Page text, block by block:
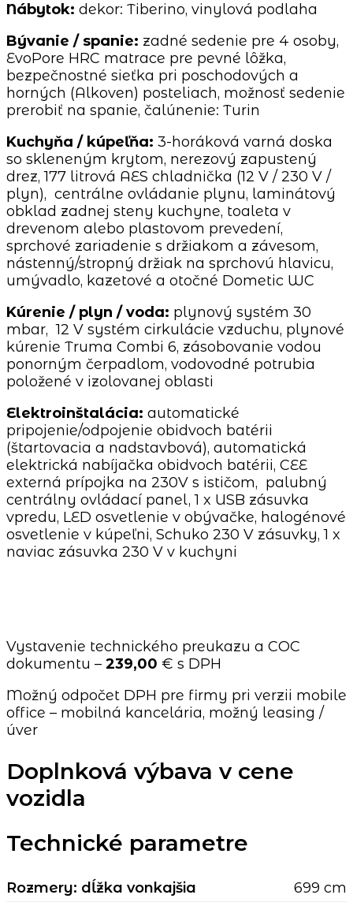
Nábytok: dekor: Tiberino, vinylová podlaha
Bývanie / spanie: zadné sedenie pre 4 osoby,
EvoPore HRC matrace pre pevné lôžka,
bezpečnostné sieťka pri poschodových a
horných (Alkoven) posteliach, možnosť sedenie
prerobiť na spanie, čalúnenie: Turin
Kuchyňa / kúpeľňa: 3-horáková varná doska
so skleneným krytom, nerezový zapustený
drez, 177 litrová AES chladnička (12 V / 230 V /
plyn), centrálne ovládanie plynu, laminátový
obklad zadnej steny kuchyne, toaleta v
drevenom alebo plastovom prevedení,
sprchové zariadenie s držiakom a závesom,
nástenný/stropný držiak na sprchovú hlavicu,
umývadlo, kazetové a otočné Dometic WC
Kúrenie / plyn / voda: plynový systém 30
mbar, 12 V systém cirkulácie vzduchu, plynové
kúrenie Truma Combi 6, zásobovanie vodou
ponorným čerpadlom, vodovodné potrubia
položené v izolovanej oblasti
Elektroinštalácia: automatické
pripojenie/odpojenie obidvoch batérii
(štartovacia a nadstavbová), automatická
elektrická nabíjačka obidvoch batérii, CEE
externá prípojka na 230V s ističom, palubný
centrálny ovládací panel, 1 x USB zásuvka
vpredu, LED osvetlenie v obývačke, halogénové
osvetlenie v kúpeľni, Schuko 230 V zásuvky, 1 x
naviac zásuvka 230 V v kuchyni
Vystavenie technického preukazu a COC
dokumentu – 239,00 € s DPH
Možný odpočet DPH pre firmy pri verzii mobile
office – mobilná kancelária, možný leasing /
úver
Doplnková výbava v cene
vozidla
Technické parametre
Rozmery: dĺžka vonkajšia
699 cm